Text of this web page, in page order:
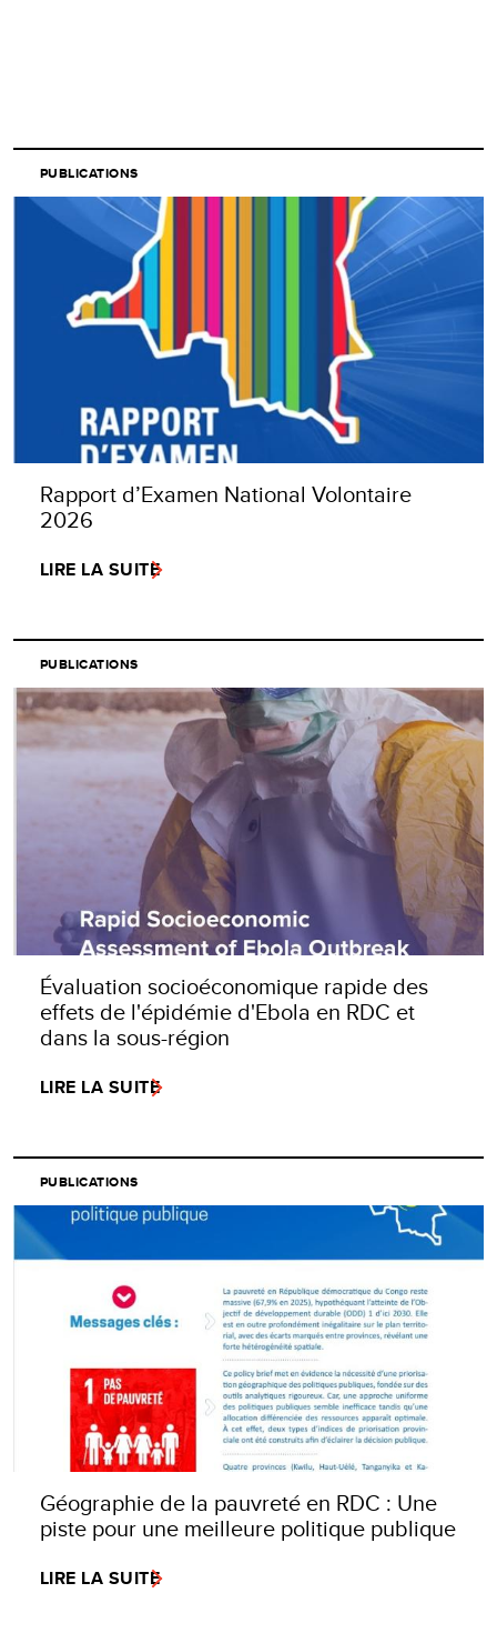
PUBLICATIONS
Rapport d’Examen National Volontaire
2026
LIRE LA SUITE
PUBLICATIONS
Évaluation socioéconomique rapide des
effets de l'épidémie d'Ebola en RDC et
dans la sous-région
LIRE LA SUITE
PUBLICATIONS
Géographie de la pauvreté en RDC : Une
piste pour une meilleure politique publique
LIRE LA SUITE